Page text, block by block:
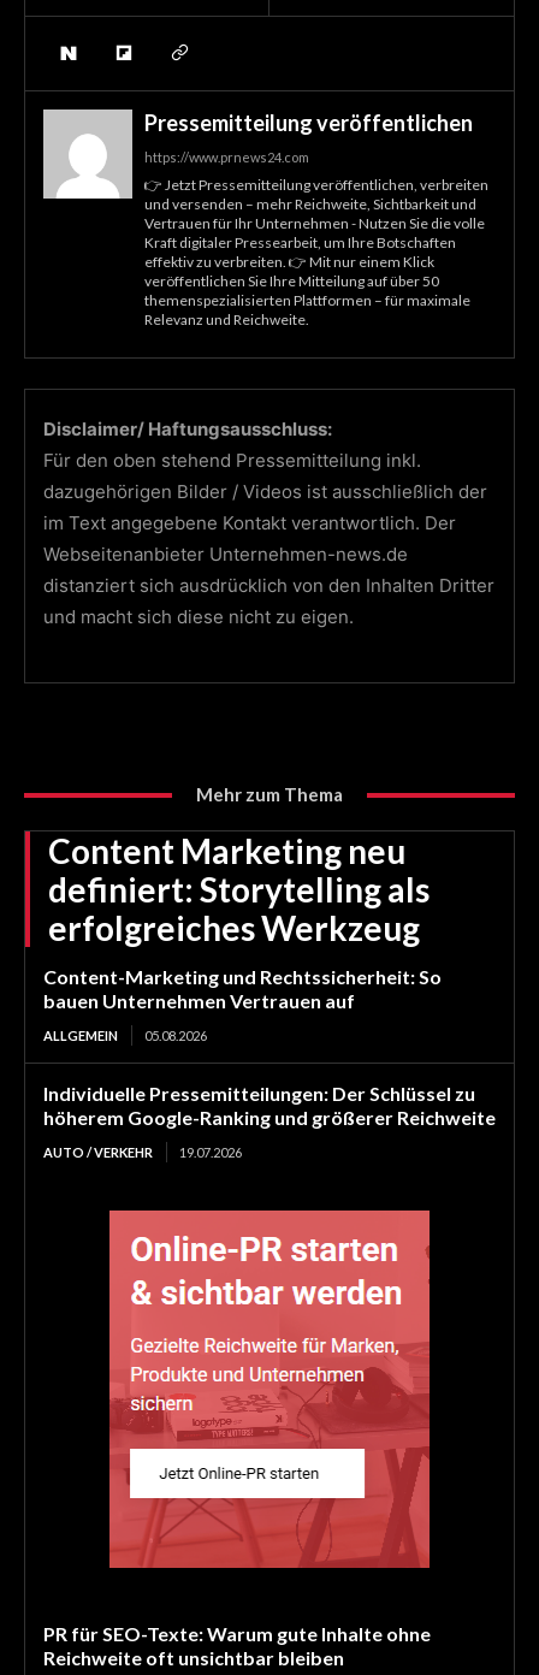
Pressemitteilung veröffentlichen
https://www.prnews24.com
👉 Jetzt Pressemitteilung veröffentlichen, verbreiten
und versenden – mehr Reichweite, Sichtbarkeit und
Vertrauen für Ihr Unternehmen - Nutzen Sie die volle
Kraft digitaler Pressearbeit, um Ihre Botschaften
effektiv zu verbreiten. 👉 Mit nur einem Klick
veröffentlichen Sie Ihre Mitteilung auf über 50
themenspezialisierten Plattformen – für maximale
Relevanz und Reichweite.
Disclaimer/ Haftungsausschluss:
Für den oben stehend Pressemitteilung inkl.
dazugehörigen Bilder / Videos ist ausschließlich der
im Text angegebene Kontakt verantwortlich. Der
Webseitenanbieter Unternehmen-news.de
distanziert sich ausdrücklich von den Inhalten Dritter
und macht sich diese nicht zu eigen.
Mehr zum Thema
Content Marketing neu
definiert: Storytelling als
erfolgreiches Werkzeug
Content-Marketing und Rechtssicherheit: So
bauen Unternehmen Vertrauen auf
ALLGEMEIN 05.08.2026
Individuelle Pressemitteilungen: Der Schlüssel zu
höherem Google-Ranking und größerer Reichweite
AUTO / VERKEHR 19.07.2026
PR für SEO-Texte: Warum gute Inhalte ohne
Reichweite oft unsichtbar bleiben